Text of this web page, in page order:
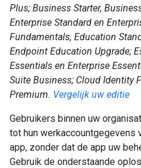
Plus; Business Starter,
Enterprise Standard en
Fundamentals, Education
Endpoint Education Upgrade;
Essentials en Enterprise
Suite Business; Cloud Identity
Premium. Vergelijk uw editie
Gebruikers binnen uw
tot hun
app, zonder dat de app uw
Gebruik de onderstaande